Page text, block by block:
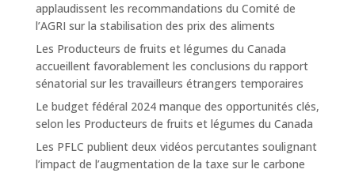
applaudissent les recommandations du Comité de
l’AGRI sur la stabilisation des prix des aliments
Les Producteurs de fruits et légumes du Canada
accueillent favorablement les conclusions du rapport
sénatorial sur les travailleurs étrangers temporaires
Le budget fédéral 2024 manque des opportunités clés,
selon les Producteurs de fruits et légumes du Canada
Les PFLC publient deux vidéos percutantes soulignant
l’impact de l’augmentation de la taxe sur le carbone